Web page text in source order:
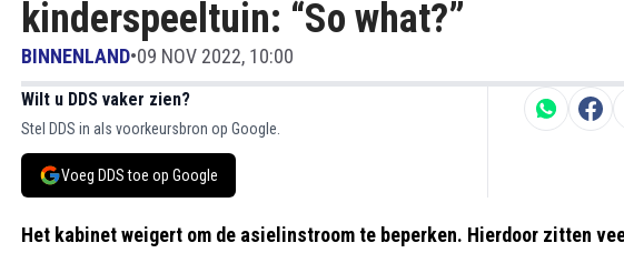
kinderspeeltuin: “So what?”
BINNENLAND•09 NOV 2022, 10:00
Wilt u DDS vaker zien?
Stel DDS in als voorkeursbron op Google.
Voeg DDS toe op Google
Het kabinet weigert om de asielinstroom te beperken. Hierdoor zitten